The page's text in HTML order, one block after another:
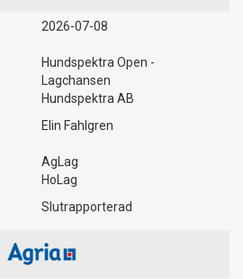
2026-07-08
Hundspektra Open -
Lagchansen
Hundspektra AB
Elin Fahlgren
AgLag
HoLag
Slutrapporterad